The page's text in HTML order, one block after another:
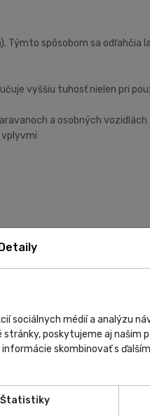
spôsobom sa
vyššiu tuhosť nielen pri
a osobných vozidlách
vplyvmi
sociálnych médií a analýzu
poskytujeme aj našim
skombinovať s
Štatistiky